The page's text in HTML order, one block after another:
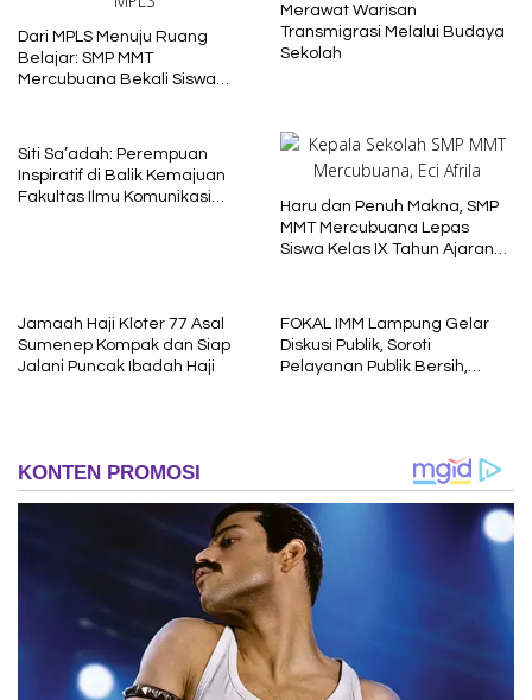
Dari MPLS Menuju Ruang
Belajar: SMP MMT
Mercubuana Bekali Siswa
Merawat Warisan
Transmigrasi Melalui Budaya
Sekolah
Siti Sa’adah: Perempuan
Inspiratif di Balik Kemajuan
Fakultas Ilmu Komunikasi
Haru dan Penuh Makna, SMP
MMT Mercubuana Lepas
Siswa Kelas IX Tahun Ajaran
Jamaah Haji Kloter 77 Asal
Sumenep Kompak dan Siap
Jalani Puncak Ibadah Haji
FOKAL IMM Lampung Gelar
Diskusi Publik, Soroti
Pelayanan Publik Bersih,